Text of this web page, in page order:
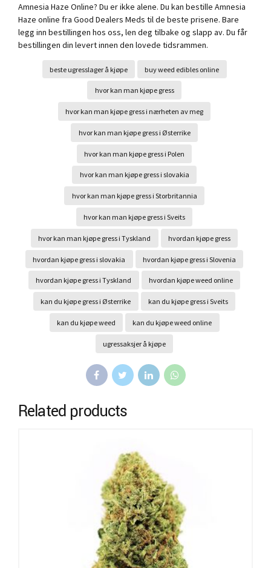
Amnesia Haze Online? Du er ikke alene. Du kan bestille Amnesia
Haze online fra Good Dealers Meds til de beste prisene. Bare
legg inn bestillingen hos oss, len deg tilbake og slapp av. Du får
bestillingen din levert innen den lovede tidsrammen.
beste ugresslager å kjøpe buy weed edibles online
hvor kan man kjøpe gress
hvor kan man kjøpe gress i nærheten av meg
hvor kan man kjøpe gress i Østerrike
hvor kan man kjøpe gress i Polen
hvor kan man kjøpe gress i slovakia
hvor kan man kjøpe gress i Storbritannia
hvor kan man kjøpe gress i Sveits
hvor kan man kjøpe gress i Tyskland hvordan kjøpe gress
hvordan kjøpe gress i slovakia hvordan kjøpe gress i Slovenia
hvordan kjøpe gress i Tyskland hvordan kjøpe weed online
kan du kjøpe gress i Østerrike kan du kjøpe gress i Sveits
kan du kjøpe weed kan du kjøpe weed online
ugressaksjer å kjøpe
Related products